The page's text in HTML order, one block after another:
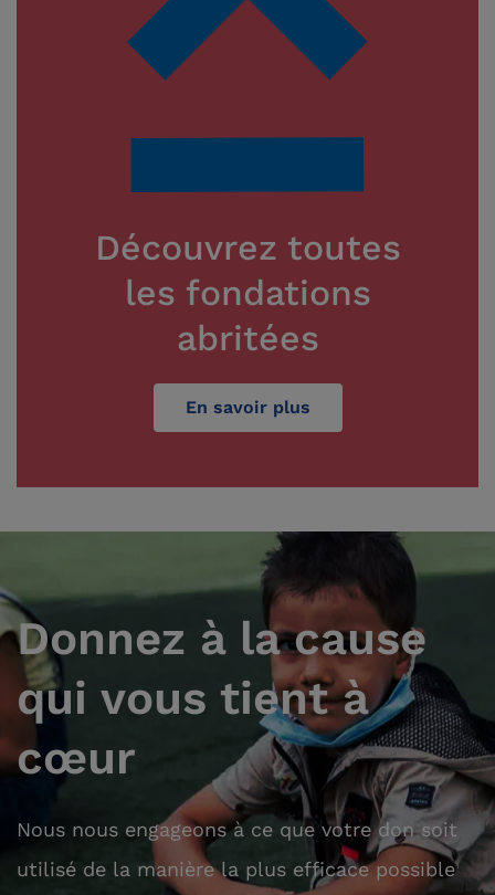
Découvrez toutes
les fondations
abritées
En savoir plus
Donnez à la cause
qui vous tient à
cœur
Nous nous engageons à ce que votre don soit
utilisé de la manière la plus efficace possible